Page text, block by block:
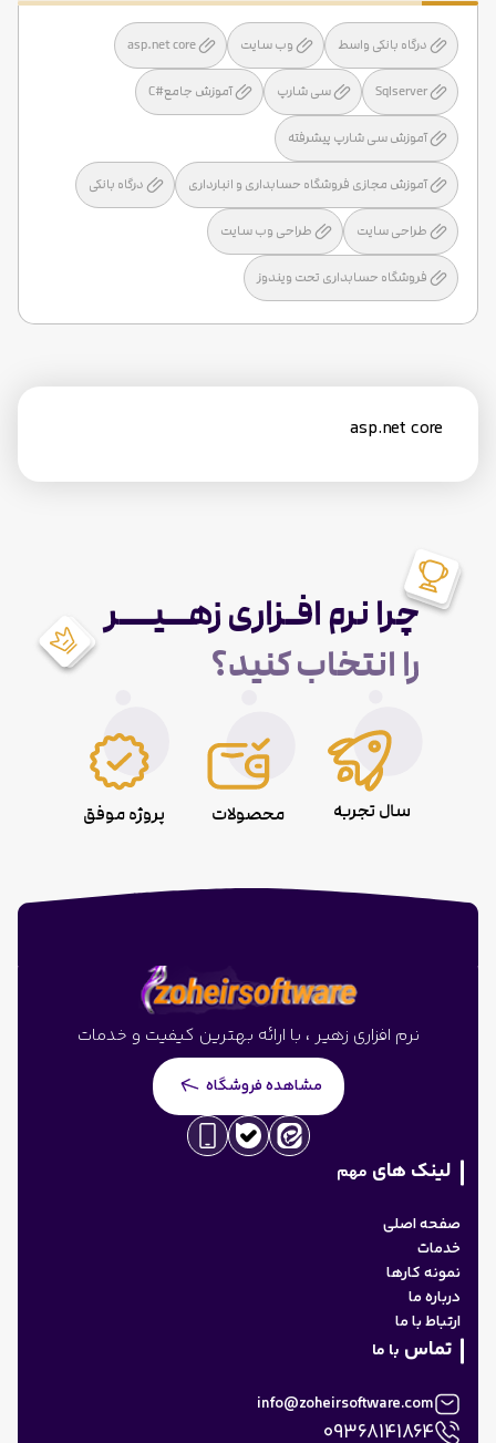
درگاه بانکی واسط وب سایت asp.net core
Sqlserver سی شارپ آموزش جامع#C
آموزش سی شارپ پیشرفته
آموزش مجازی فروشگاه حسابداری و انبارداری درگاه بانکی
طراحی سایت طراحی وب سایت
فروشگاه حسابداری تحت ویندوز
asp.net core
چرا نرم افـزاری زهــیـــر
را انتخاب کنید؟
سال تجربه محصولات پروژه موفق
نرم افزاری زهیر ، با ارائه بهترین کیفیت و خدمات
مشاهده فروشگاه
لینک های مهم
صفحه اصلی
خدمات
نمونه کارها
درباره ما
ارتباط با ما
تماس با ما
info@zoheirsoftware.com
09368141864